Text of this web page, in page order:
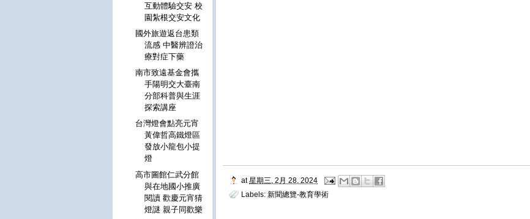
at 星期三, 2月 28, 2024
Labels: 新聞總覽-教育學術
互動體驗交安 校
園紮根交安文化
國外旅遊返台患類
流感 中醫辨證治
療對症下藥
南市致遠基金會攜
手陽明交大臺南
分部科普與生涯
探索講座
台灣燈會點亮元宵
黃偉哲高鐵燈區
發放小龍包小提
燈
高市圖館仁武分館
與在地國小推廣
閱讀 歡慶元宵猜
燈謎 親子同歡樂